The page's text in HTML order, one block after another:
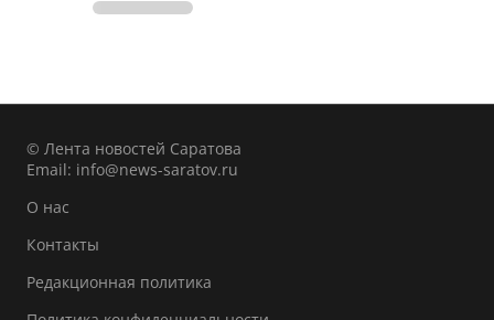
© Лента новостей Саратова
Email: info@news-saratov.ru
О нас
Контакты
Редакционная политика